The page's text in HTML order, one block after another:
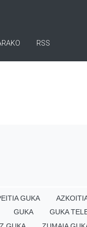
RSS
GUKA
GUKA
GUKA